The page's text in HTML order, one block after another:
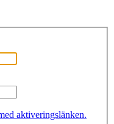
aktiveringslänken.